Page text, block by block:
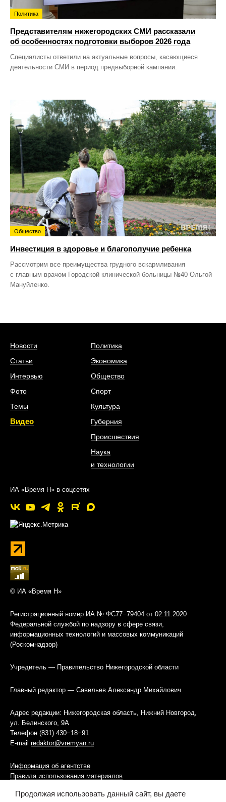
Политика
Представителям нижегородских СМИ рассказали
об особенностях подготовки выборов 2026 года
Специалисты ответили на актуальные вопросы, касающиеся
деятельности СМИ в период предвыборной кампании.
Общество
Инвестиция в здоровье и благополучие ребенка
Рассмотрим все преимущества грудного вскармливания
с главным врачом Городской клинической больницы №40 Ольгой
Мануйленко.
Новости
Статьи
Интервью
Фото
Темы
Видео
Политика
Экономика
Общество
Спорт
Культура
Губерния
Происшествия
Наука
и технологии
ИА «Время Н» в соцсетях
© ИА «Время Н»
Регистрационный номер ИА № ФС77−79404 от 02.11.2020
Федеральной службой по надзору в сфере связи,
информационных технологий и массовых коммуникаций
(Роскомнадзор)
Учредитель — Правительство Нижегородской области
Главный редактор — Савельев Александр Михайлович
Адрес редакции: Нижегородская область, Нижний Новгород,
ул. Белинского, 9А
Телефон (831) 430−18−91
E-mail redaktor@vremyan.ru
Информация об агентстве
Правила использования материалов
Информационная политика использования «cookies»-файлов
Продолжая использовать данный сайт, вы даете